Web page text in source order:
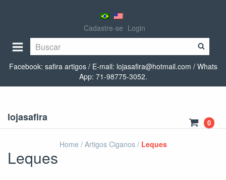
Cadastre-se Login
Facebook: safira artigos / E-mail: lojasafira@hotmail.com / Whats
App: 71-98775-3052.
lojasafira 0
Home / Artigos Ciganos / Leques
Leques